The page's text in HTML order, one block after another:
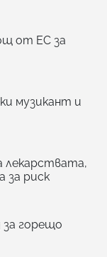
от ЕС за
музикант и
лекарствата,
за риск
за горещо